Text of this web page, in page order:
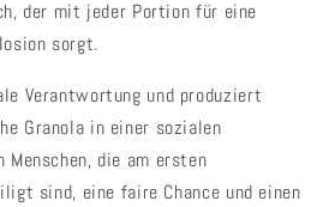
der mit jeder Portion für eine
sorgt.
Verantwortung und produziert
Granola in einer sozialen
die am ersten
sind, eine faire Chance und einen